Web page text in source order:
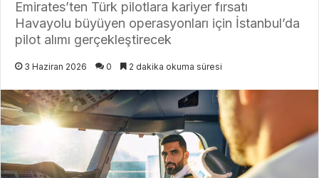
Emirates’ten Türk pilotlara kariyer fırsatı
Havayolu büyüyen operasyonları için İstanbul’da
pilot alımı gerçekleştirecek
3 Haziran 2026 0 2 dakika okuma süresi